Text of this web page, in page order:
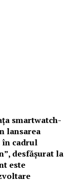
smartwatch-
lansarea
în cadrul
desfășurat la
este